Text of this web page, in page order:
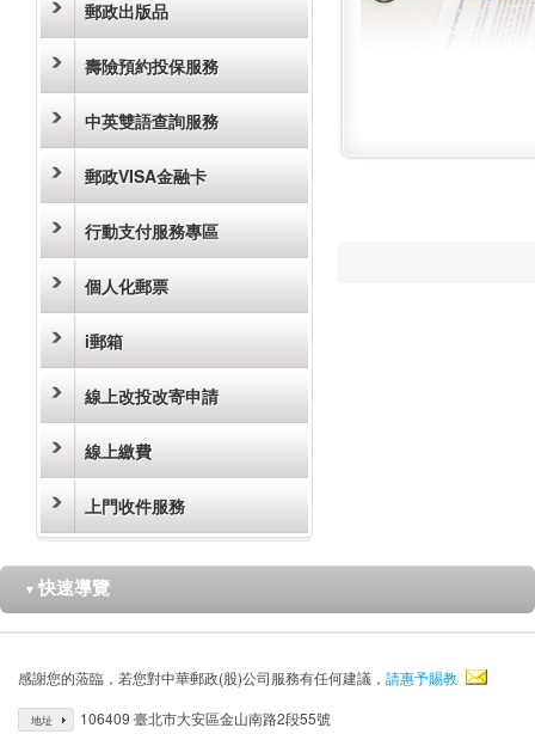
郵政出版品
壽險預約投保服務
中英雙語查詢服務
郵政VISA金融卡
行動支付服務專區
個人化郵票
i郵箱
線上改投改寄申請
線上繳費
上門收件服務
▼ 快速導覽
感謝您的蒞臨，若您對中華郵政(股)公司服務有任何建議， 請惠予賜教
地址 106409 臺北市大安區金山南路2段55號